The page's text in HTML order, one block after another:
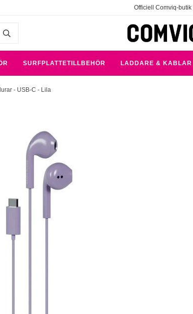
Officiell Comviq-butik
SURFPLATTETILLBEHÖR LADDARE & KABLAR
- USB-C - Lila